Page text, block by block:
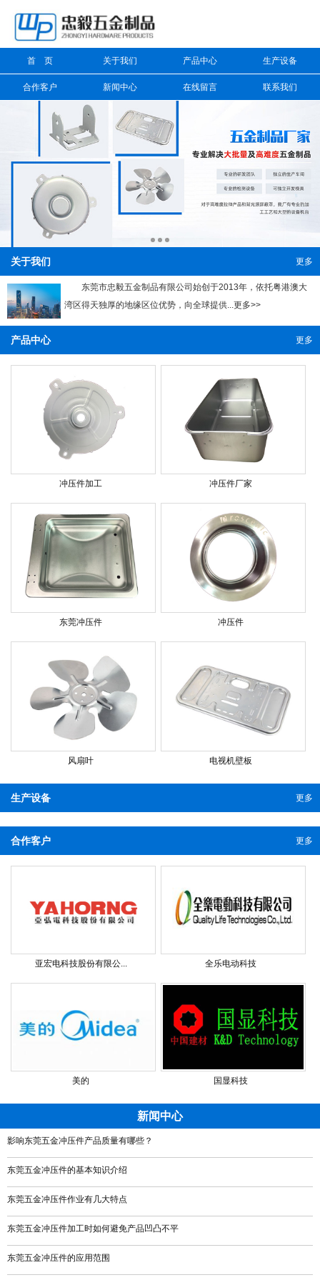
首 页 关于我们 产品中心 生产设备
合作客户 新闻中心 在线留言 联系我们
更多
关于我们
东莞市忠毅五金制品有限公司始创于2013年，依托粤港澳大
湾区得天独厚的地缘区位优势，向全球提供...更多>>
更多
产品中心
冲压件加工 冲压件厂家
东莞冲压件 冲压件
风扇叶 电视机壁板
更多
生产设备
更多
合作客户
亚宏电科技股份有限公... 全乐电动科技
美的 国显科技
新闻中心
影响东莞五金冲压件产品质量有哪些？
东莞五金冲压件的基本知识介绍
东莞五金冲压件作业有几大特点
东莞五金冲压件加工时如何避免产品凹凸不平
东莞五金冲压件的应用范围
搜索